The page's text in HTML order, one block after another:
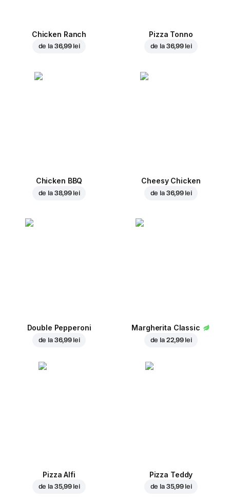
Chicken Ranch
de la 36,99 lei
Pizza Tonno
de la 36,99 lei
Chicken BBQ
de la 38,99 lei
Cheesy Chicken
de la 36,99 lei
Double Pepperoni
de la 36,99 lei
Margherita Classic
de la 22,99 lei
Pizza Alfi
de la 35,99 lei
Pizza Teddy
de la 35,99 lei